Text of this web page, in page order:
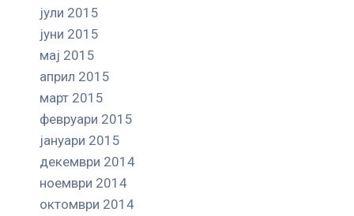
јули 2015
јуни 2015
мај 2015
април 2015
март 2015
февруари 2015
јануари 2015
декември 2014
ноември 2014
октомври 2014